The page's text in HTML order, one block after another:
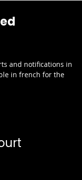
and notifications in
in french for the